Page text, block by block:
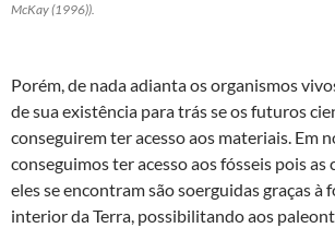
McKay (1996)).
Porém, de nada adianta os organismos
de sua existência para trás se os futuros
conseguirem ter acesso aos materiais. Em
conseguimos ter acesso aos fósseis pois as
eles se encontram são soerguidas graças à
interior da Terra, possibilitando aos